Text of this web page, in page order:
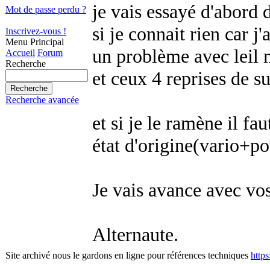
Mot de passe perdu ?
Inscrivez-vous !
Menu Principal
Accueil Forum
Recherche
Recherche avancée
je vais essayé d'abord
si je connait rien car
un problème avec leil
et ceux 4 reprises de
et si je le ramène il
état
Je vais avance avec
Alternaute.
Site archivé nous le gardons en ligne pour références techniques